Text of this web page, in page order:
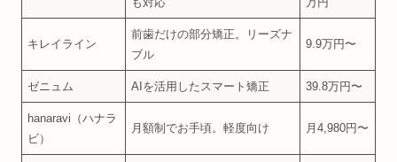
キレイライン
前歯だけの部分矯正。リーズナ
ブル
9.9万円〜
ゼニュム AIを活用したスマート矯正 39.8万円〜
hanaravi（ハナラ
ビ）
月額制でお手頃。軽度向け 月4,980円〜